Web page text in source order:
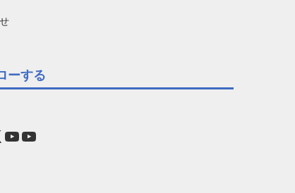
ーする
YouTube
YouTube